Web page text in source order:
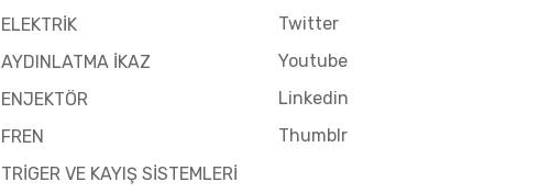
ELEKTRİK
AYDINLATMA İKAZ
ENJEKTÖR
FREN
TRİGER VE KAYIŞ SİSTEMLERİ
Twitter
Youtube
Linkedin
Thumblr